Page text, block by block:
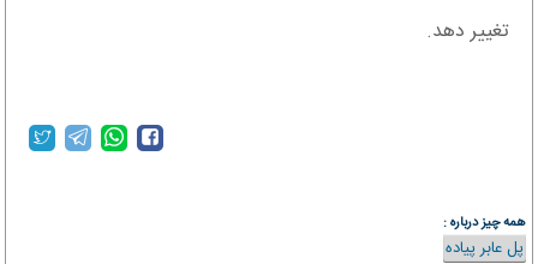
تغییر دهد.
همه چیز درباره :
پل عابر پیاده